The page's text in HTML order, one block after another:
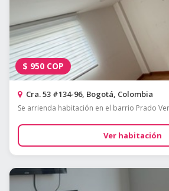
$ 950 COP
Cra. 53 #134-96, Bogotá, Colombia
Se arrienda habitación en el barrio Prado
Ver habitación